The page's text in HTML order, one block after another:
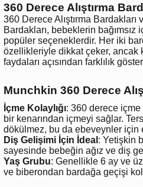
360 Derece Alıştırma
360 Derece Alıştırma Bardakları
Bardakları, bebeklerin
popüler seçeneklerdir. Her iki
özellikleriyle dikkat çeker, ancak
faydaları açısından farklılık
Munchkin 360 Derece
İçme Kolaylığı: 360 derece
bir kenarından içmeyi sağlar.
dökülmez, bu da ebeveynler için
Diş Gelişimi İçin İdeal : Yetişkin
sayesinde bebeğin ağız ve diş
Yaş Grubu: Genellikle 6 ay ve
ve biberondan bardağa geçişi